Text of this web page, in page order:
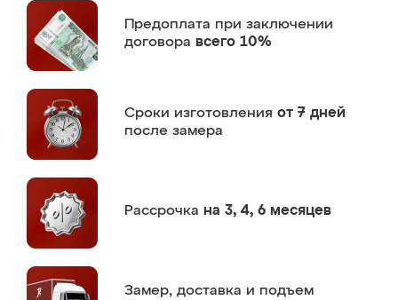
Предоплата при заключении
договора всего 10%
Сроки изготовления от 7 дней
после замера
Рассрочка на 3, 4, 6 месяцев
Замер, доставка и подъем